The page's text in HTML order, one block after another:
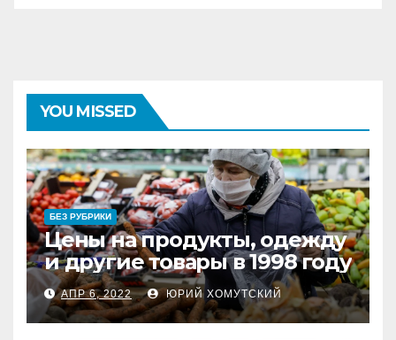
YOU MISSED
БЕЗ РУБРИКИ
Цены на продукты, одежду
и другие товары в 1998 году
АПР 6, 2022 ЮРИЙ ХОМУТСКИЙ